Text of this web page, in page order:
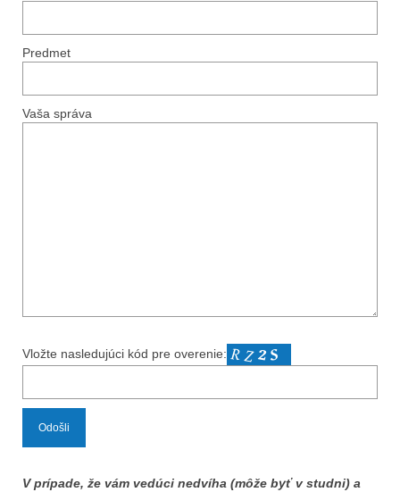
Predmet
Vaša správa
Vložte nasledujúci kód pre overenie:
V prípade, že vám vedúci nedvíha (môže byť v studni) a